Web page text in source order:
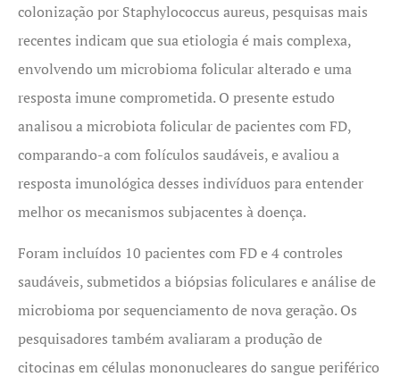
colonização por Staphylococcus aureus, pesquisas mais
recentes indicam que sua etiologia é mais complexa,
envolvendo um microbioma folicular alterado e uma
resposta imune comprometida. O presente estudo
analisou a microbiota folicular de pacientes com FD,
comparando-a com folículos saudáveis, e avaliou a
resposta imunológica desses indivíduos para entender
melhor os mecanismos subjacentes à doença.
Foram incluídos 10 pacientes com FD e 4 controles
saudáveis, submetidos a biópsias foliculares e análise de
microbioma por sequenciamento de nova geração. Os
pesquisadores também avaliaram a produção de
citocinas em células mononucleares do sangue periférico